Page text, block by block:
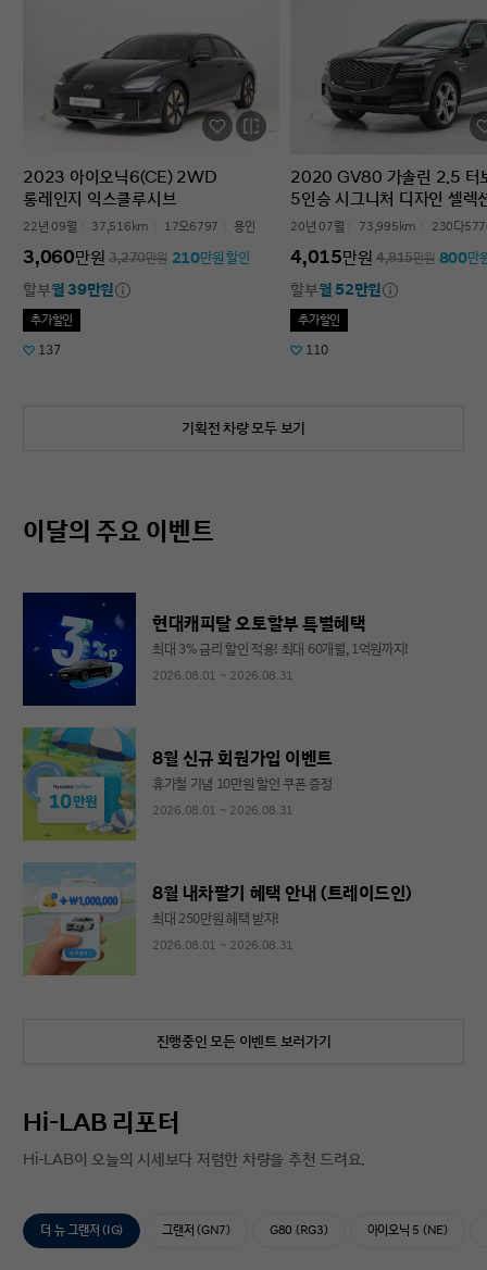
있을 것 같습니다. 중고차 구매가
처음이거나 차량 상태 확인이 어려운
분들에게는 현대인증중고차를 충분히
고려해볼 만하다고 생각합니다.
2023 아이오닉6(CE) 2WD
롱레인지 익스클루시브
22년 09월 37,516km 17오6797 용인
3,060만원 3,270만원 210만원 할인
할부월 39만원
추가할인
137
2020 GV80 가솔린 2.5 터
5인승 시그니처 디자인 셀
20년 07월 73,995km 230다
4,015만원 4,815만원 800만
할부월 52만원
추가할인
110
기획전 차량 모두 보기
이달의 주요 이벤트
현대캐피탈 오토할부 특별혜택
최대 3% 금리 할인 적용! 최대 60개월, 1억원까지!
2026.08.01 ~ 2026.08.31
8월 신규 회원가입 이벤트
휴가철 기념 10만원 할인 쿠폰 증정
2026.08.01 ~ 2026.08.31
8월 내차팔기 혜택 안내 (트레이드인)
최대 250만원 혜택 받자!
2026.08.01 ~ 2026.08.31
진행중인 모든 이벤트 보러가기
Hi-LAB 리포터
Hi-LAB이 오늘의 시세보다 저렴한 차량을 추천 드려요.
더 뉴 그랜저 (IG) 그랜저 (GN7) G80 (RG3) 아이오닉 5 (NE)